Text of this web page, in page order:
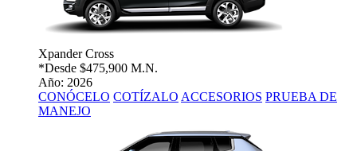
Xpander Cross
*Desde $475,900 M.N.
Año: 2026
CONÓCELO COTÍZALO ACCESORIOS PRUEBA DE
MANEJO